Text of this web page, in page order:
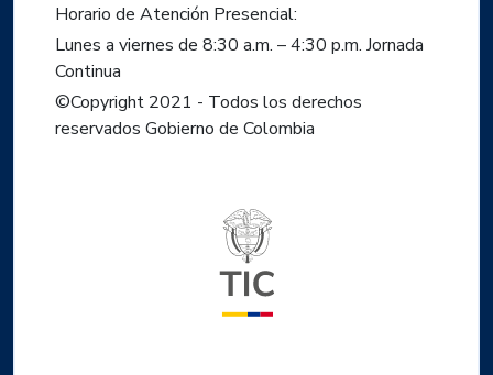
Horario de Atención Presencial:
Lunes a viernes de 8:30 a.m. – 4:30 p.m. Jornada
Continua
©Copyright 2021 - Todos los derechos
reservados Gobierno de Colombia